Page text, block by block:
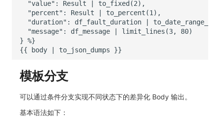
模板分支
可以通过条件分支实现不同状态下的差异化 Body 输出。
基本语法如下：